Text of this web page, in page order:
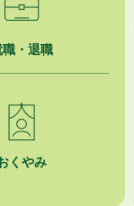
職・退職
くやみ